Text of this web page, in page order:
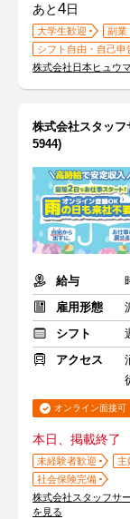
あと4日
大学生歓迎 副業
シフト自由・自己申
株式会社日本ヒュウ
株式会社スタッ
5944)
給与
雇用形態
シフト
アクセス
オンライン面接可
本日、掲載終了
未経験者歓迎 主
社会保険完備
株式会社スタッフサ
を見る